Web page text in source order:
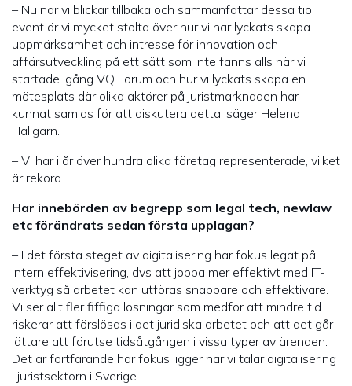
– Nu när vi blickar tillbaka och sammanfattar dessa tio
event är vi mycket stolta över hur vi har lyckats skapa
uppmärksamhet och intresse för innovation och
affärsutveckling på ett sätt som inte fanns alls när vi
startade igång VQ Forum och hur vi lyckats skapa en
mötesplats där olika aktörer på juristmarknaden har
kunnat samlas för att diskutera detta, säger Helena
Hallgarn.
– Vi har i år över hundra olika företag representerade, vilket
är rekord.
Har innebörden av begrepp som legal tech, newlaw
etc förändrats sedan första upplagan?
– I det första steget av digitalisering har fokus legat på
intern effektivisering, dvs att jobba mer effektivt med IT-
verktyg så arbetet kan utföras snabbare och effektivare.
Vi ser allt fler fiffiga lösningar som medför att mindre tid
riskerar att förslösas i det juridiska arbetet och att det går
lättare att förutse tidsåtgången i vissa typer av ärenden.
Det är fortfarande här fokus ligger när vi talar digitalisering
i juristsektorn i Sverige.